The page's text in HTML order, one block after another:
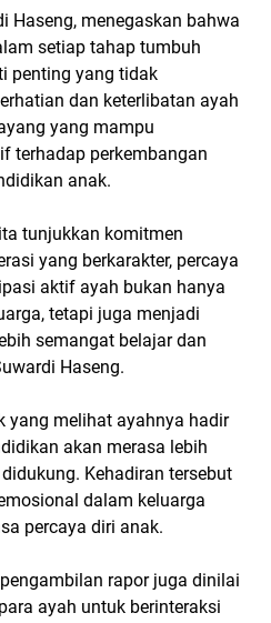
Haseng, menegaskan bahwa
setiap tahap tumbuh
penting yang tidak
dan keterlibatan ayah
yang mampu
terhadap perkembangan
anak.
tunjukkan komitmen
yang berkarakter, percaya
aktif ayah bukan hanya
tetapi juga menjadi
semangat belajar dan
Haseng.
yang melihat ayahnya hadir
akan merasa lebih
Kehadiran tersebut
dalam keluarga
percaya diri anak.
rapor juga dinilai
ayah untuk berinteraksi